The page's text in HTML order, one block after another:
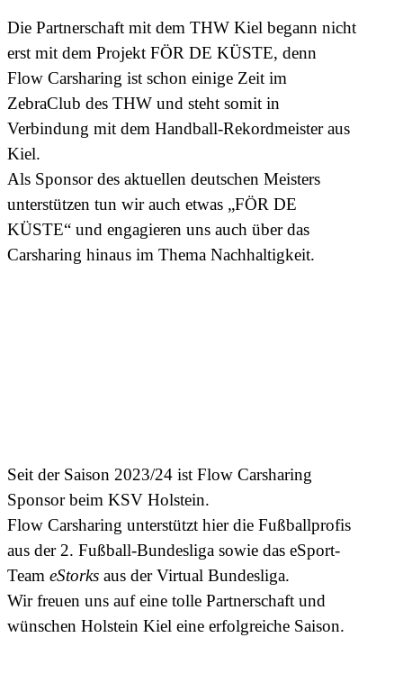
Die Partnerschaft mit dem THW Kiel begann nicht
erst mit dem Projekt FÖR DE KÜSTE, denn
Flow Carsharing ist schon einige Zeit im
ZebraClub des THW und steht somit in
Verbindung mit dem Handball-Rekordmeister aus
Kiel.
Als Sponsor des aktuellen deutschen Meisters
unterstützen tun wir auch etwas „FÖR DE
KÜSTE“ und engagieren uns auch über das
Carsharing hinaus im Thema Nachhaltigkeit.
Seit der Saison 2023/24 ist Flow Carsharing
Sponsor beim KSV Holstein.
Flow Carsharing unterstützt hier die Fußballprofis
aus der 2. Fußball-Bundesliga sowie das eSport-
TeameStorksaus der Virtual Bundesliga.
Wir freuen uns auf eine tolle Partnerschaft und
wünschen Holstein Kiel eine erfolgreiche Saison.